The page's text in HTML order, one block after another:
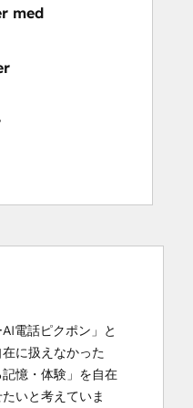
med
電話ピクポン」と
に扱えなかった
記憶・体験」を自在
いと考えていま